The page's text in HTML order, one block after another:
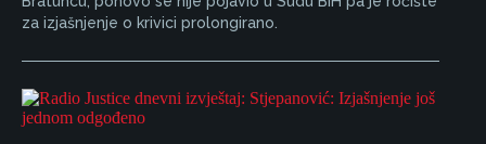
za izjašnjenje o krivici prolongirano.